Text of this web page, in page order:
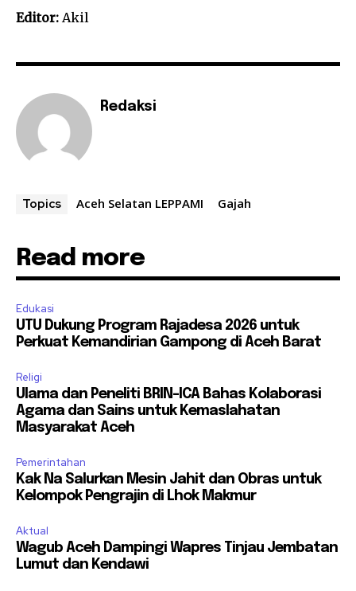
Editor: Akil
Redaksi
Topics Aceh Selatan LEPPAMI Gajah
Read more
Edukasi
UTU Dukung Program Rajadesa 2026 untuk
Perkuat Kemandirian Gampong di Aceh Barat
Religi
Ulama dan Peneliti BRIN-ICA Bahas Kolaborasi
Agama dan Sains untuk Kemaslahatan
Masyarakat Aceh
Pemerintahan
Kak Na Salurkan Mesin Jahit dan Obras untuk
Kelompok Pengrajin di Lhok Makmur
Aktual
Wagub Aceh Dampingi Wapres Tinjau Jembatan
Lumut dan Kendawi